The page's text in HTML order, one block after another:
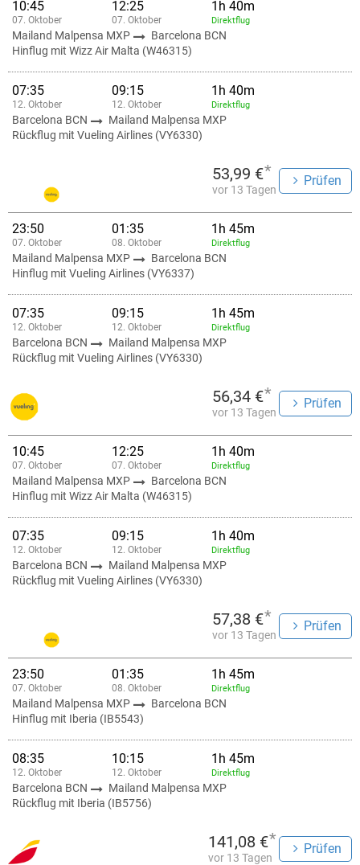
10:45
07. Oktober
12:25
07. Oktober
1h 40m
Direktflug
Mailand Malpensa MXP
Barcelona BCN
Hinflug mit Wizz Air Malta (W46315)
07:35
12. Oktober
09:15
12. Oktober
1h 40m
Direktflug
Barcelona BCN
Mailand Malpensa MXP
Rückflug mit Vueling Airlines (VY6330)
53,99 €*
vor 13 Tagen
Prüfen
23:50
07. Oktober
01:35
08. Oktober
1h 45m
Direktflug
Mailand Malpensa MXP
Barcelona BCN
Hinflug mit Vueling Airlines (VY6337)
07:35
12. Oktober
09:15
12. Oktober
1h 45m
Direktflug
Barcelona BCN
Mailand Malpensa MXP
Rückflug mit Vueling Airlines (VY6330)
56,34 €*
vor 13 Tagen
Prüfen
10:45
07. Oktober
12:25
07. Oktober
1h 40m
Direktflug
Mailand Malpensa MXP
Barcelona BCN
Hinflug mit Wizz Air Malta (W46315)
07:35
12. Oktober
09:15
12. Oktober
1h 40m
Direktflug
Barcelona BCN
Mailand Malpensa MXP
Rückflug mit Vueling Airlines (VY6330)
57,38 €*
vor 13 Tagen
Prüfen
23:50
07. Oktober
01:35
08. Oktober
1h 45m
Direktflug
Mailand Malpensa MXP
Barcelona BCN
Hinflug mit Iberia (IB5543)
08:35
12. Oktober
10:15
12. Oktober
1h 45m
Direktflug
Barcelona BCN
Mailand Malpensa MXP
Rückflug mit Iberia (IB5756)
141,08 €*
vor 13 Tagen
Prüfen